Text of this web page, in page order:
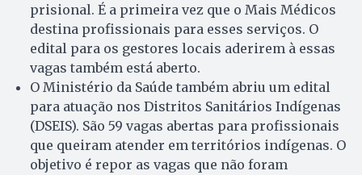
prisional. É a primeira vez que o Mais Médicos
destina profissionais para esses serviços. O
edital para os gestores locais aderirem à essas
vagas também está aberto.
O Ministério da Saúde também abriu um edital
para atuação nos Distritos Sanitários Indígenas
(DSEIS). São 59 vagas abertas para profissionais
que queiram atender em territórios indígenas. O
objetivo é repor as vagas que não foram